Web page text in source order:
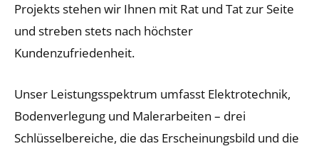
Projekts stehen wir Ihnen mit Rat und Tat zur Seite
und streben stets nach höchster
Kundenzufriedenheit.
Unser Leistungsspektrum umfasst Elektrotechnik,
Bodenverlegung und Malerarbeiten – drei
Schlüsselbereiche, die das Erscheinungsbild und die